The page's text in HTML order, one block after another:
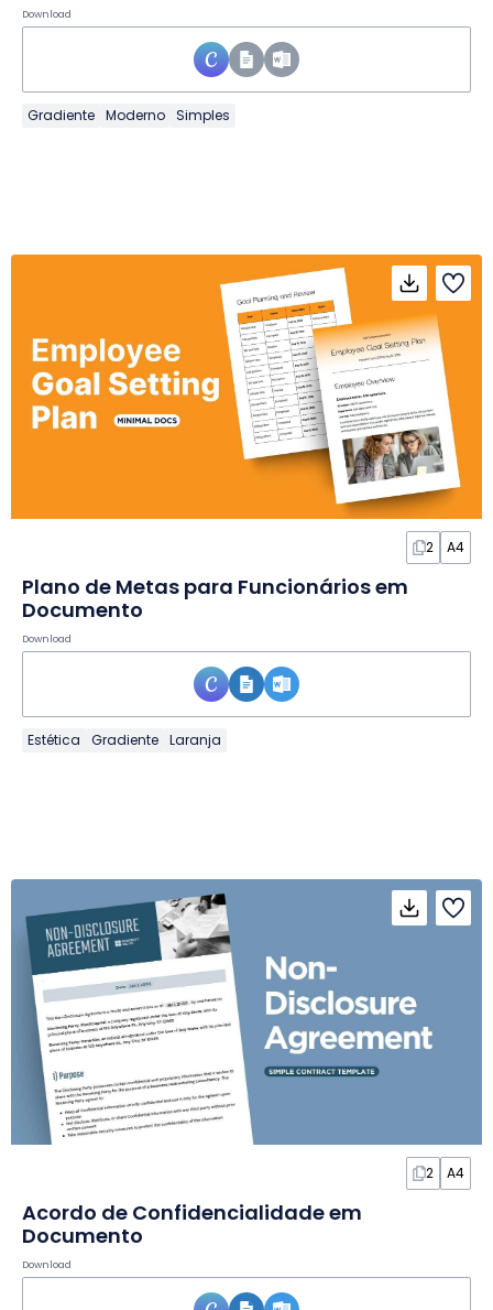
Download
Gradiente Moderno Simples
2 A4
Plano de Metas para Funcionários em
Documento
Download
Estética Gradiente Laranja
2 A4
Acordo de Confidencialidade em
Documento
Download